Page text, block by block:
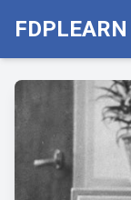
FDPLEARN